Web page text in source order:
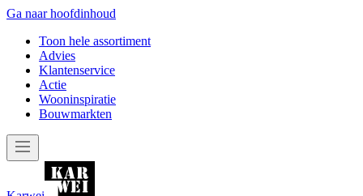
Ga naar hoofdinhoud
Toon hele assortiment
Advies
Klantenservice
Actie
Wooninspiratie
Bouwmarkten